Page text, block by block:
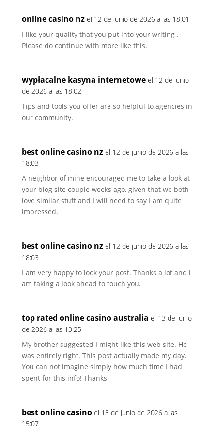
online casino nz el 12 de junio de 2026 a las 18:01
I like your quality that you put into your writing .
Please do continue with more like this.
wypłacalne kasyna internetowe el 12 de junio
de 2026 a las 18:02
Tips and tools you offer are so helpful to agencies in
our community.
best online casino nz el 12 de junio de 2026 a las
18:03
A neighbor of mine encouraged me to take a look at
your blog site couple weeks ago, given that we both
love similar stuff and I will need to say I am quite
impressed.
best online casino nz el 12 de junio de 2026 a las
18:03
I am very happy to look your post. Thanks a lot and i
am taking a look ahead to touch you.
top rated online casino australia el 13 de junio
de 2026 a las 13:25
My brother suggested I might like this web site. He
was entirely right. This post actually made my day.
You can not imagine simply how much time I had
spent for this info! Thanks!
best online casino el 13 de junio de 2026 a las
15:07